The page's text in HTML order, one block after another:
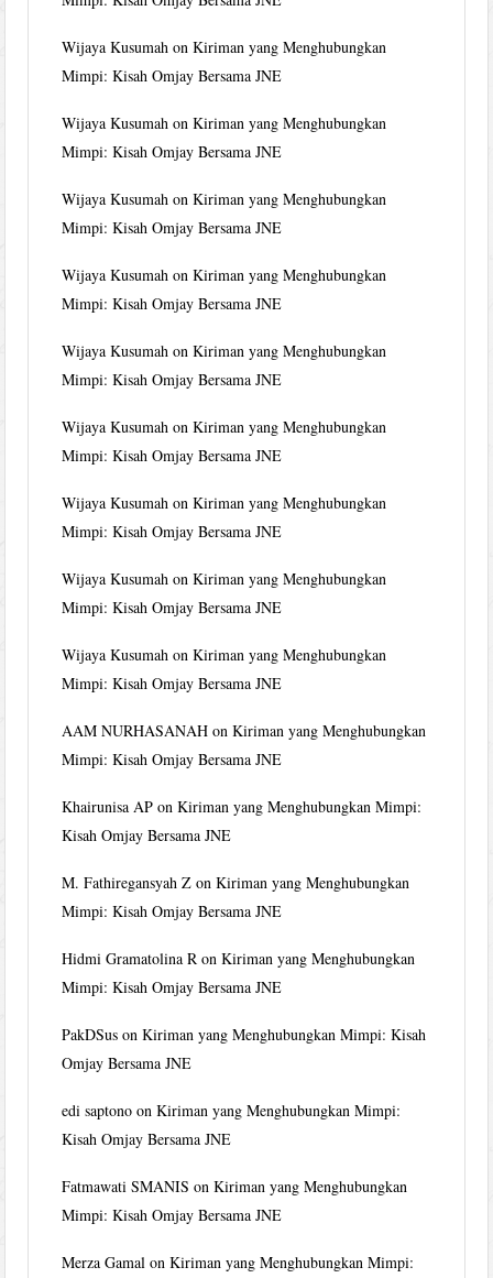
Wijaya Kusumah onKiriman yang Menghubungkan
Mimpi: Kisah Omjay Bersama JNE
Wijaya Kusumah onKiriman yang Menghubungkan
Mimpi: Kisah Omjay Bersama JNE
Wijaya Kusumah onKiriman yang Menghubungkan
Mimpi: Kisah Omjay Bersama JNE
Wijaya Kusumah onKiriman yang Menghubungkan
Mimpi: Kisah Omjay Bersama JNE
Wijaya Kusumah onKiriman yang Menghubungkan
Mimpi: Kisah Omjay Bersama JNE
Wijaya Kusumah onKiriman yang Menghubungkan
Mimpi: Kisah Omjay Bersama JNE
Wijaya Kusumah onKiriman yang Menghubungkan
Mimpi: Kisah Omjay Bersama JNE
Wijaya Kusumah onKiriman yang Menghubungkan
Mimpi: Kisah Omjay Bersama JNE
Wijaya Kusumah onKiriman yang Menghubungkan
Mimpi: Kisah Omjay Bersama JNE
AAM NURHASANAH onKiriman yang Menghubungkan
Mimpi: Kisah Omjay Bersama JNE
Khairunisa AP onKiriman yang Menghubungkan Mimpi:
Kisah Omjay Bersama JNE
M. Fathiregansyah Z onKiriman yang Menghubungkan
Mimpi: Kisah Omjay Bersama JNE
Hidmi Gramatolina R onKiriman yang Menghubungkan
Mimpi: Kisah Omjay Bersama JNE
PakDSus onKiriman yang Menghubungkan Mimpi: Kisah
Omjay Bersama JNE
edi saptono onKiriman yang Menghubungkan Mimpi:
Kisah Omjay Bersama JNE
Fatmawati SMANIS onKiriman yang Menghubungkan
Mimpi: Kisah Omjay Bersama JNE
Merza Gamal onKiriman yang Menghubungkan Mimpi: